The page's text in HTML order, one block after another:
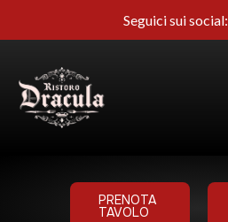
Seguici sui social:
PRENOTA
TAVOLO